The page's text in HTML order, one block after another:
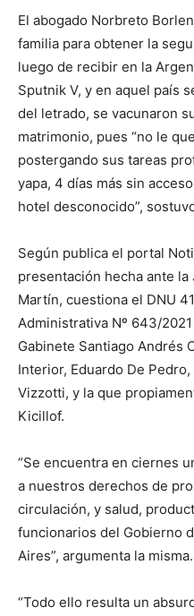
El abogado Norbreto
familia para obtener la
luego de recibir en la
Sputnik V, y en aquel país
del letrado, se vacunaron
matrimonio, pues “no le
postergando sus tareas
yapa, 4 días más sin
hotel desconocido”,
Según publica el portal
presentación hecha ante
Martín, cuestiona el DNU
Administrativa Nº 643/
Gabinete Santiago Andrés
Interior, Eduardo De
Vizzotti, y la que
Kicillof.
“Se encuentra en ciernes
a nuestros derechos de
circulación, y salud,
funcionarios del Gobierno
Aires”, argumenta la misma.
“Todo ello resulta un